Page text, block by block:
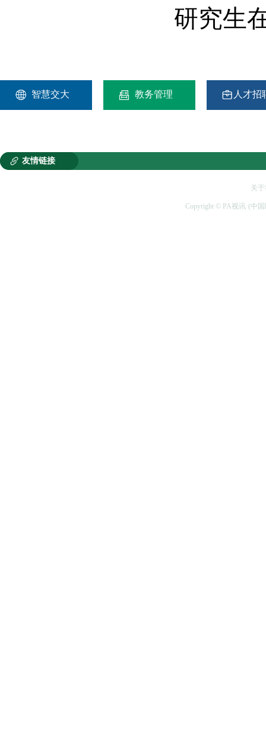
研究生
 智慧交大  教务管理  人才招
 友情链接
关
Copyright © PA视讯·(中